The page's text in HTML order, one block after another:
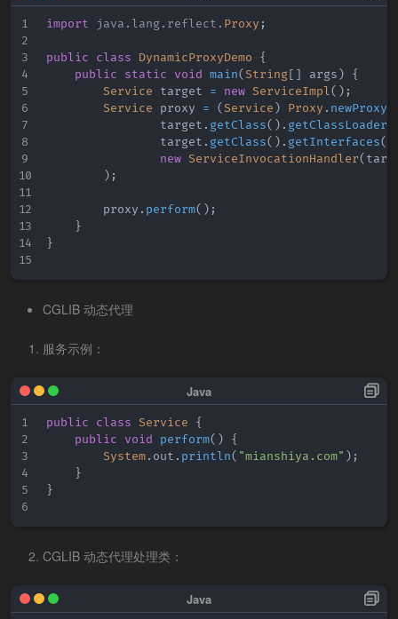
import java . lang . reflect . Proxy ;
public class DynamicProxyDemo
{
public
static void main( String[ ] args )
{
Service target = new ServiceImpl( ) ;
Service proxy = ( Service ) Proxy .
                target
. getClass( ) . getClassLoader
                target
. getClass( ) . getInterfaces(
new ServiceInvocationHandler(
) ;
        proxy
. perform( ) ;
}
}
CGLIB 动态代理
服务示例：
public class Service
{
public
void perform( )
{
System. out . println( "mianshiya.com" ) ;
}
}
CGLIB 动态代理处理类：